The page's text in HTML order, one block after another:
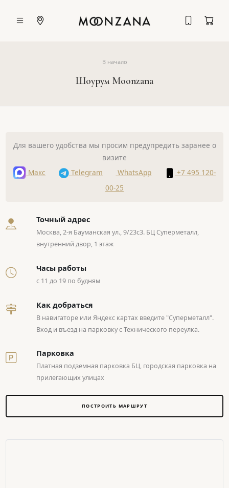
Шоурум Moonzana
В начало
Для вашего удобства мы просим предупредить заранее о
визите
Макс
Telegram WhatsApp
+7 495 120-
00-25
Точный адрес
Москва, 2-я Бауманская ул., 9/23с3. БЦ Суперметалл,
внутренний двор, 1 этаж
Часы работы
с 11 до 19 по будням
Как добраться
В навигаторе или Яндекс картах введите "Суперметалл".
Вход и въезд на парковку с Технического переулка.
Парковка
Платная подземная парковка БЦ, городская парковка на
прилегающих улицах
ПОСТРОИТЬ МАРШРУТ